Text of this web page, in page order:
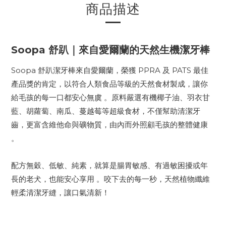
商品描述
Soopa 舒趴｜來自愛爾蘭的天然生機潔牙棒
Soopa 舒趴潔牙棒來自愛爾蘭，榮獲 PPRA 及 PATS 最佳
產品獎的肯定，以符合人類食品等級的天然食材製成，讓你
給毛孩的每一口都安心無虞 。原料嚴選有機椰子油、羽衣甘
藍、胡蘿蔔、南瓜、蔓越莓等超級食材，不僅幫助清潔牙
齒，更富含維他命與礦物質，由內而外照顧毛孩的整體健康
。
配方無穀、低敏、純素，就算是腸胃敏感、有過敏困擾或年
長的老犬，也能安心享用 。咬下去的每一秒，天然植物纖維
輕柔清潔牙縫，讓口氣清新！